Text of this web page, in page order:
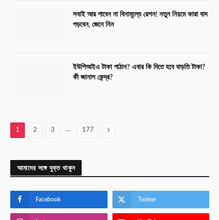
সবাই আর পাবেন না বিনামূল্যে রেশন! নতুন নিয়মে কারা বাদ
পড়বেন, জেনে নিন
ইউপিআইএ টাকা পাঠান? এবার কি দিতে হবে বাড়তি টাকা?
কী জানাল কেন্দ্র?
1 2 3 … 177 Next
আমাদের সঙ্গে যুক্ত থাকুন
Facebook Twitter